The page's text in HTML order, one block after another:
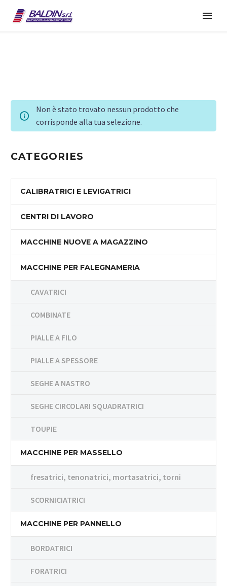
Non è stato trovato nessun prodotto che
corrisponde alla tua selezione.
CATEGORIES
CALIBRATRICI E LEVIGATRICI
CENTRI DI LAVORO
MACCHINE NUOVE A MAGAZZINO
MACCHINE PER FALEGNAMERIA
CAVATRICI
COMBINATE
PIALLE A FILO
PIALLE A SPESSORE
SEGHE A NASTRO
SEGHE CIRCOLARI SQUADRATRICI
TOUPIE
MACCHINE PER MASSELLO
fresatrici, tenonatrici, mortasatrici, torni
SCORNICIATRICI
MACCHINE PER PANNELLO
BORDATRICI
FORATRICI